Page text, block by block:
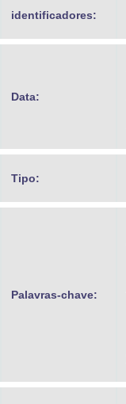
identificadores:
Data:
Tipo:
Palavras-chave: